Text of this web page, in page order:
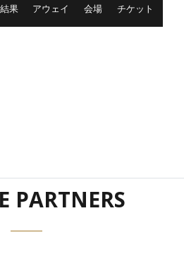
結果 アウェイ 会場 チケット
PARTNERS